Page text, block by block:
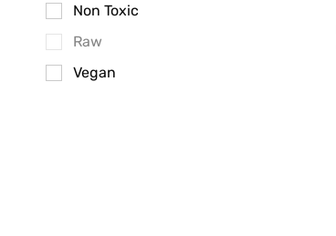
Tyčinky
Fermentace
Káva a kakao
Non Toxic
Raw
Vegan